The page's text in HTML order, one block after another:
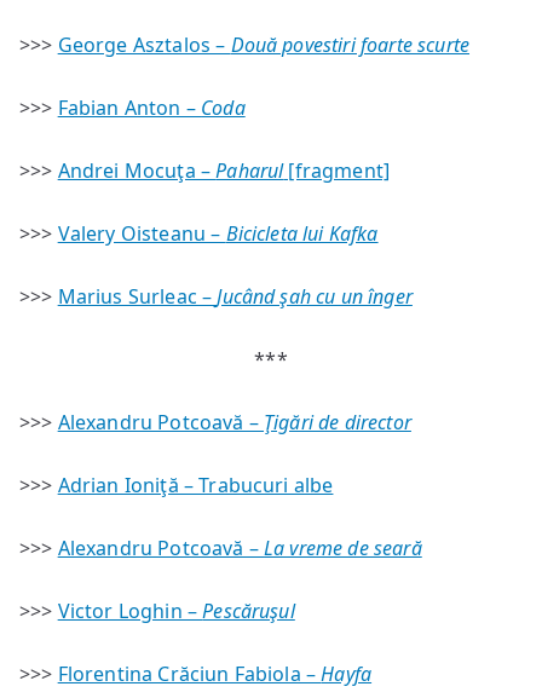
>>> George Asztalos – Două povestiri foarte scurte
>>> Fabian Anton – Coda
>>> Andrei Mocuţa –Paharul[fragment]
>>> Valery Oisteanu – Bicicleta lui Kafka
>>> Marius Surleac –Jucând şah cu un înger
***
>>> Alexandru Potcoavă – Ţigări de director
>>> Adrian Ioniţă – Trabucuri albe
>>> Alexandru Potcoavă –La vreme de seară
>>> Victor Loghin –Pescăruşul
>>> Florentina Crăciun Fabiola –Hayfa